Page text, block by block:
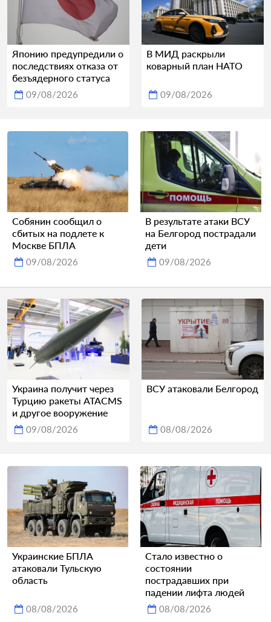
Японию предупредили о
последствиях отказа от
безъядерного статуса
09/08/2026
В МИД раскрыли
коварный план НАТО
09/08/2026
Собянин сообщил о
сбитых на подлете к
Москве БПЛА
09/08/2026
В результате атаки ВСУ
на Белгород пострадали
дети
09/08/2026
Украина получит через
Турцию ракеты ATACMS
и другое вооружение
09/08/2026
ВСУ атаковали Белгород
08/08/2026
Украинские БПЛА
атаковали Тульскую
область
08/08/2026
Стало известно о
состоянии
пострадавших при
падении лифта людей
08/08/2026